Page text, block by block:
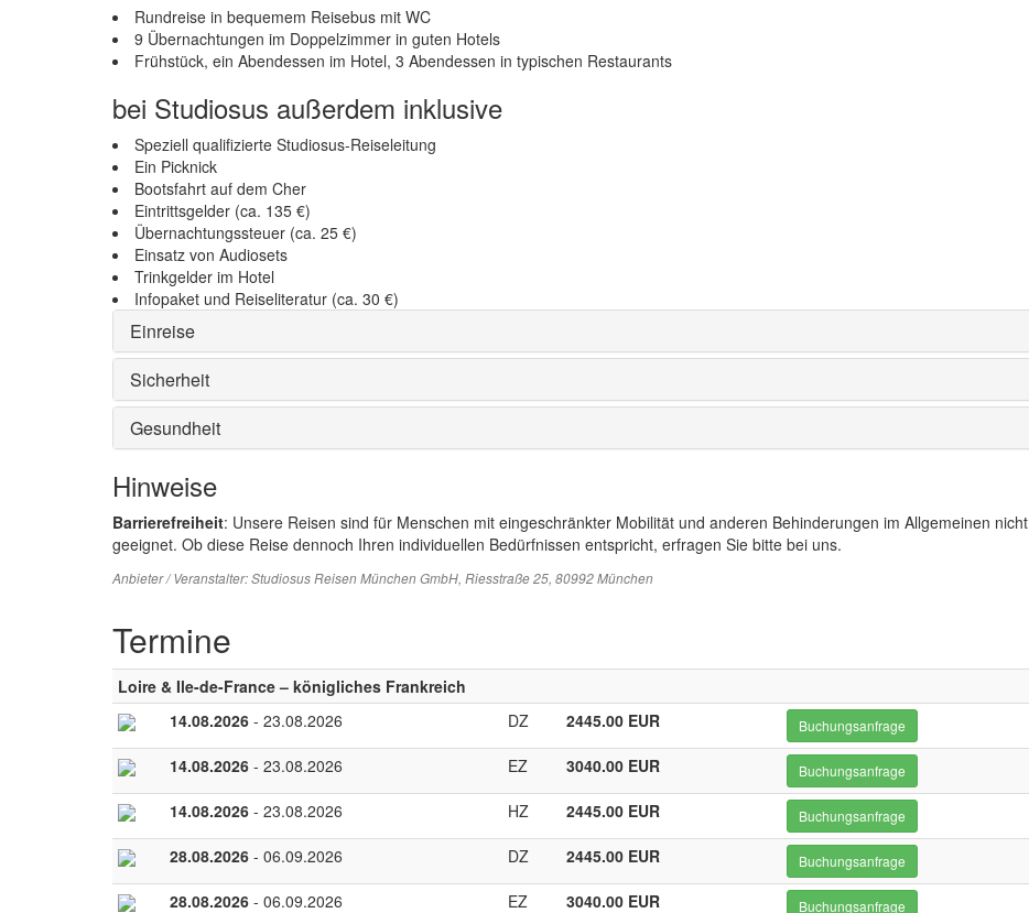
Rundreise in bequemem Reisebus mit WC
9 Übernachtungen im Doppelzimmer in guten Hotels
Frühstück, ein Abendessen im Hotel, 3 Abendessen in typischen Restaurants
bei Studiosus außerdem inklusive
Speziell qualifizierte Studiosus-Reiseleitung
Ein Picknick
Bootsfahrt auf dem Cher
Eintrittsgelder (ca. 135 €)
Übernachtungssteuer (ca. 25 €)
Einsatz von Audiosets
Trinkgelder im Hotel
Infopaket und Reiseliteratur (ca. 30 €)
Einreise
Sicherheit
Gesundheit
Hinweise
Barrierefreiheit: Unsere Reisen sind für Menschen mit eingeschränkter Mobilität und anderen Behinderungen im Allgemeinen nicht
geeignet. Ob diese Reise dennoch Ihren individuellen Bedürfnissen entspricht, erfragen Sie bitte bei uns.
Anbieter / Veranstalter:Studiosus Reisen München GmbH, Riesstraße 25, 80992 München
Termine
Loire & Ile-de-France – königliches Frankreich
14.08.2026 - 23.08.2026 DZ 2445.00 EUR Buchungsanfrage
14.08.2026 - 23.08.2026 EZ 3040.00 EUR Buchungsanfrage
14.08.2026 - 23.08.2026 HZ 2445.00 EUR Buchungsanfrage
28.08.2026 - 06.09.2026 DZ 2445.00 EUR Buchungsanfrage
28.08.2026 - 06.09.2026 EZ 3040.00 EUR Buchungsanfrage